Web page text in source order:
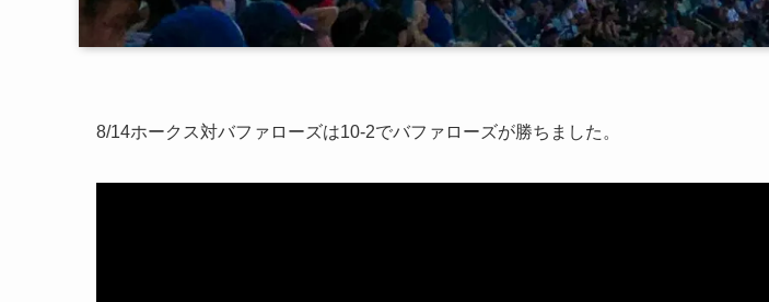
8/14ホークス対バファローズは10-2でバファローズが勝ちました。